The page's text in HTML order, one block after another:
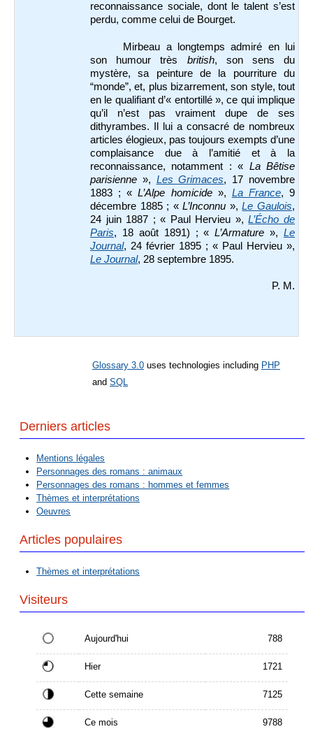
reconnaissance sociale, dont le talent s’est
perdu, comme celui de Bourget.
Mirbeau a longtemps admiré en lui
son humour très british, son sens du
mystère, sa peinture de la pourriture du
“monde”, et, plus bizarrement, son style, tout
en le qualifiant d’« entortillé », ce qui implique
qu’il n’est pas vraiment dupe de ses
dithyrambes. Il lui a consacré de nombreux
articles élogieux, pas toujours exempts d’une
complaisance due à l’amitié et à la
reconnaissance, notamment : « La Bêtise
parisienne », Les Grimaces, 17 novembre
1883 ; «L’Alpe homicide», La France, 9
décembre 1885 ; «L’Inconnu »,Le Gaulois,
24 juin 1887 ; « Paul Hervieu »,L’Écho de
Paris, 18 août 1891) ; «L’Armature », Le
Journal, 24 février 1895 ; « Paul Hervieu »,
Le Journal, 28 septembre 1895.
P. M.
Glossary 3.0 uses technologies including PHP
and SQL
Derniers articles
Mentions légales
Personnages des romans : animaux
Personnages des romans : hommes et femmes
Thèmes et interprétations
Oeuvres
Articles populaires
Thèmes et interprétations
Visiteurs
Aujourd'hui 788
Hier 1721
Cette semaine 7125
Ce mois 9788